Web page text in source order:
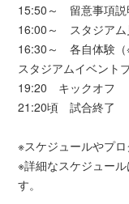
15:50～ 留意事項説
16:00～ スタジアム
16:30～ 各自体験（
スタジアムイベント
19:20 キックオフ
21:20頃 試合終了
※スケジュールやプ
※詳細なスケジュー
す。